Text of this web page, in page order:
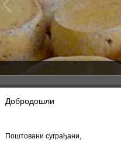
Добродошли
Поштовани суграђани,